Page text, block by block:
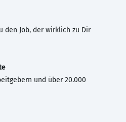
den Job, der wirklich zu Dir
und über 20.000